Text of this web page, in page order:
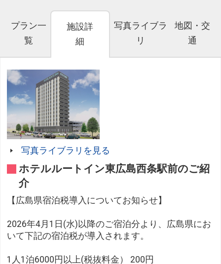
プラン一
覧
施設詳
細
写真ライブラ
リ
地図・交
通
写真ライブラリを見る
ホテルルートイン東広島西条駅前のご紹
介
【広島県宿泊税導入についてお知らせ】
2026年4月1日(水)以降のご宿泊分より、広島県にお
いて下記の宿泊税が導入されます。
1人1泊6000円以上(税抜料金） 200円